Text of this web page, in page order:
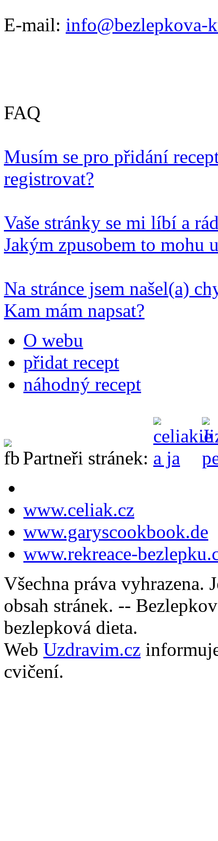
E-mail: info@bezlepkova-
FAQ
Musím se pro přidání
registrovat?
Vaše stránky se mi líbí a
Jakým zpusobem to mohu
Na stránce jsem našel(a)
Kam mám napsat?
O webu
přidat recept
náhodný recept
Partneři stránek:
www.celiak.cz
www.garyscookbook.de
www.rekreace-
Všechna práva
obsah stránek. --
bezlepková dieta.
Web Uzdravim.cz
cvičení.